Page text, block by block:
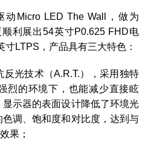
Micro LED The Wall，做为
利展出54英寸P0.625 FHD电
LTPS，产品具有三大特色：
光技术（A.R.T.），采用独特
烈的环境下，也能减少直接眩
示器的表面设计降低了环境光
调、饱和度和对比度，达到与
果；